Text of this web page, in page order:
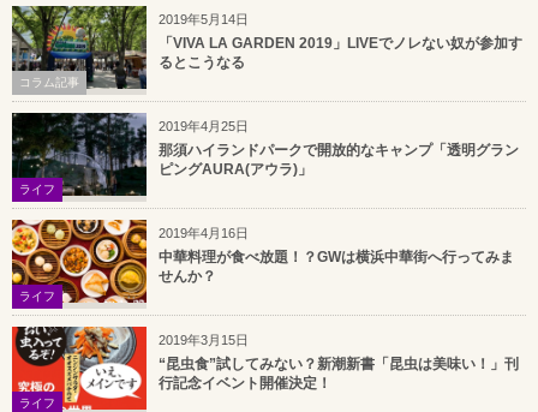
2019年5月14日
コラム記事
「VIVA LA GARDEN 2019」LIVEでノレない奴が参加す
るとこうなる
2019年4月25日
ライフ
那須ハイランドパークで開放的なキャンプ「透明グラン
ピングAURA(アウラ)」
2019年4月16日
ライフ
中華料理が食べ放題！？GWは横浜中華街へ行ってみま
せんか？
2019年3月15日
ライフ
“昆虫食”試してみない？新潮新書「昆虫は美味い！」刊
行記念イベント開催決定！